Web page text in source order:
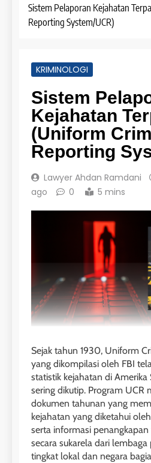
Sistem Pelaporan Kejahatan
Reporting System/UCR)
KRIMINOLOGI
Sistem
Kejahatan
(Uniform
Reporting
Lawyer Ahdan Ramdani
ago
0 5 mins
Sejak tahun 1930, Uniform
yang dikompilasi oleh FBI
statistik kejahatan di Amerika
sering dikutip. Program UCR
dokumen tahunan yang
kejahatan yang diketahui
serta informasi
secara sukarela dari
tingkat lokal dan negara